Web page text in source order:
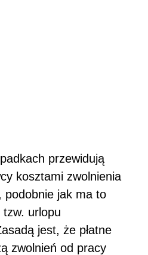
przewidują
kosztami zwolnienia
podobnie jak ma to
urlopu
jest, że płatne
zwolnień od pracy